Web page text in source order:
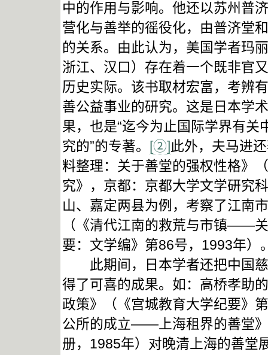
中的作用与影响。他还以苏州普
营化与善举的徭役化，由普济堂
的关系。由此认为，美国学者玛
浙江、汉口）存在着一个既非官
历史实际。该书取材宏富，考辨
善公益事业的研究。这是日本学
果，也是“迄今为止国际学界有关
究的”的专著。 [②]此外，夫马进
料整理：关于善堂的强权性格》
究》，京都：京都大学文学研究
山、嘉定两县为例，考察了江南
（《清代江南的救荒与市镇——
要：文学编》第86号，1993年）
此期间，日本学者还把中国慈
得了可喜的成果。如：高桥孝助
政策》（《宫城教育大学纪要》
公所的成立——上海租界的善堂
册，1985年）对晚清上海的善堂